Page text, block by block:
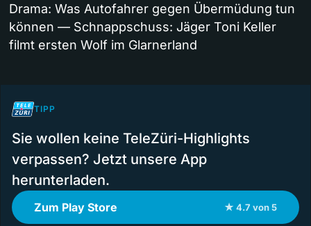
Drama: Was Autofahrer gegen Übermüdung tun
können — Schnappschuss: Jäger Toni Keller
filmt ersten Wolf im Glarnerland
TIPP
Sie wollen keine TeleZüri-Highlights
verpassen? Jetzt unsere App
herunterladen.
Zum Play Store ★ 4.7 von 5